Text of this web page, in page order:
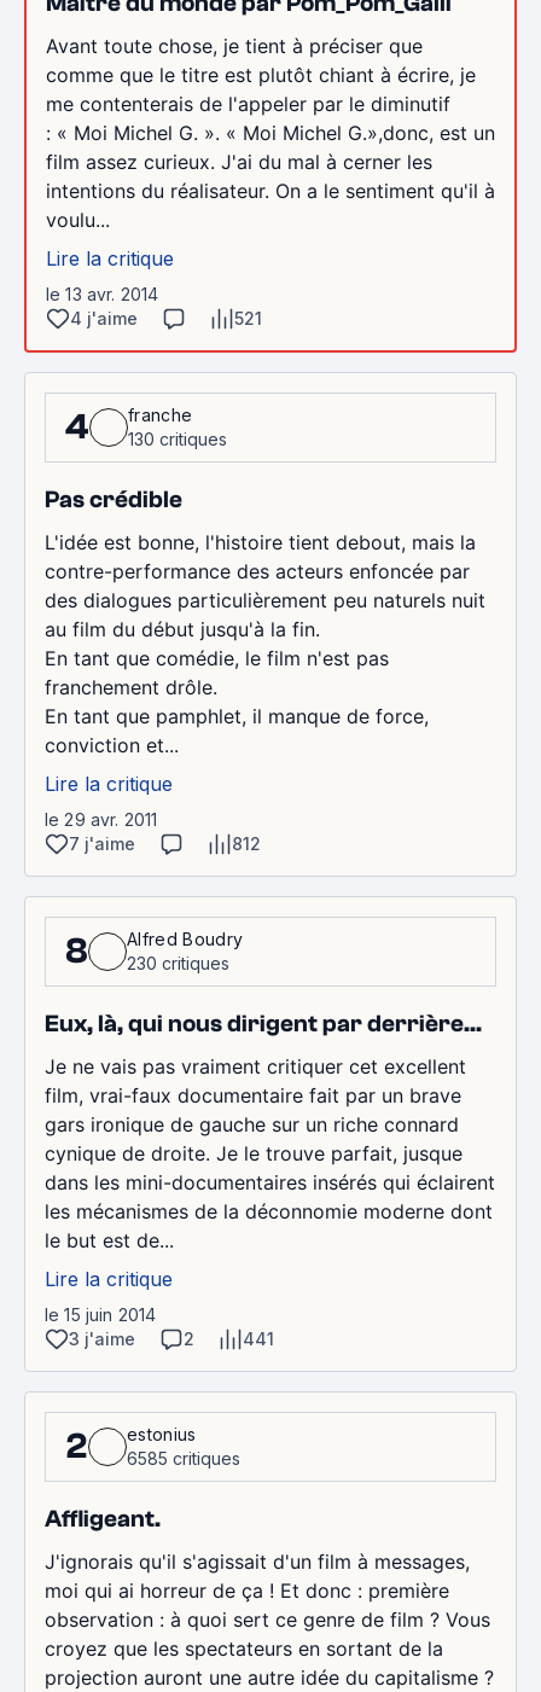
Avant toute chose, je tient à préciser que
comme que le titre est plutôt chiant à écrire, je
me contenterais de l'appeler par le diminutif
: « Moi Michel G. ». « Moi Michel G.»,donc, est un
film assez curieux. J'ai du mal à cerner les
intentions du réalisateur. On a le sentiment qu'il à
voulu...
Lire la critique
le 13 avr. 2014
4 j'aime
521
4
franche
130 critiques
Pas crédible
L'idée est bonne, l'histoire tient debout, mais la
contre-performance des acteurs enfoncée par
des dialogues particulièrement peu naturels nuit
au film du début jusqu'à la fin.
En tant que comédie, le film n'est pas
franchement drôle.
En tant que pamphlet, il manque de force,
conviction et...
Lire la critique
le 29 avr. 2011
7 j'aime
812
8
Alfred Boudry
230 critiques
Eux, là, qui nous dirigent par derrière...
Je ne vais pas vraiment critiquer cet excellent
film, vrai-faux documentaire fait par un brave
gars ironique de gauche sur un riche connard
cynique de droite. Je le trouve parfait, jusque
dans les mini-documentaires insérés qui éclairent
les mécanismes de la déconnomie moderne dont
le but est de...
Lire la critique
le 15 juin 2014
3 j'aime
2 441
2
estonius
6585 critiques
Affligeant.
J'ignorais qu'il s'agissait d'un film à messages,
moi qui ai horreur de ça ! Et donc : première
observation : à quoi sert ce genre de film ? Vous
croyez que les spectateurs en sortant de la
projection auront une autre idée du capitalisme ?